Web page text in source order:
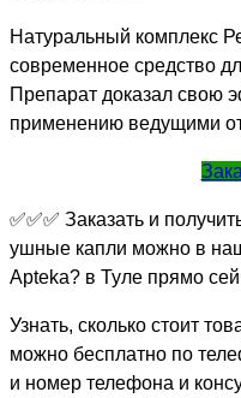
Натуральный комплекс
современное средство
Препарат доказал свою
применению ведущими
✅✅✅ Заказать и
ушные капли можно в
Apteka? в Туле прямо
Узнать, сколько стоит
можно бесплатно по
и номер телефона и